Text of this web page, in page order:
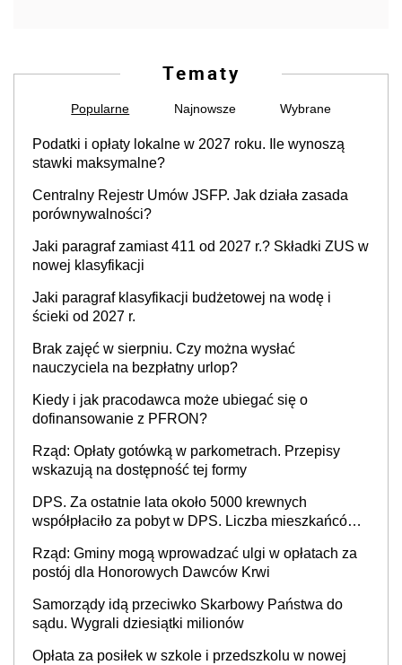
Tematy
Popularne Najnowsze Wybrane
Podatki i opłaty lokalne w 2027 roku. Ile wynoszą
stawki maksymalne?
Centralny Rejestr Umów JSFP. Jak działa zasada
porównywalności?
Jaki paragraf zamiast 411 od 2027 r.? Składki ZUS w
nowej klasyfikacji
Jaki paragraf klasyfikacji budżetowej na wodę i
ścieki od 2027 r.
Brak zajęć w sierpniu. Czy można wysłać
nauczyciela na bezpłatny urlop?
Kiedy i jak pracodawca może ubiegać się o
dofinansowanie z PFRON?
Rząd: Opłaty gotówką w parkometrach. Przepisy
wskazują na dostępność tej formy
DPS. Za ostatnie lata około 5000 krewnych
współpłaciło za pobyt w DPS. Liczba mieszkańców
Rząd: Gminy mogą wprowadzać ulgi w opłatach za
postój dla Honorowych Dawców Krwi
Samorządy idą przeciwko Skarbowy Państwa do
sądu. Wygrali dziesiątki milionów
Opłata za posiłek w szkole i przedszkolu w nowej